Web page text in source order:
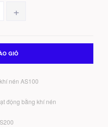
+
GIỎ
nén AS100
động bằng khí nén